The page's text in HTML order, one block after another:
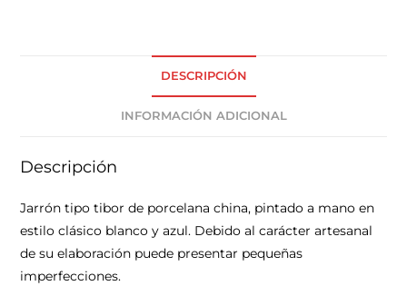
DESCRIPCIÓN
INFORMACIÓN ADICIONAL
Descripción
Jarrón tipo tibor de porcelana china, pintado a mano en
estilo clásico blanco y azul. Debido al carácter artesanal
de su elaboración puede presentar pequeñas
imperfecciones.